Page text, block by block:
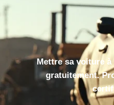
Mettre sa voiture à
gratuitement.